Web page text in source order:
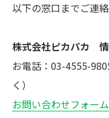
以下の窓口までご連絡
株式会社ピカパカ
お電話：03-4555-
く）
お問い合わせフォー